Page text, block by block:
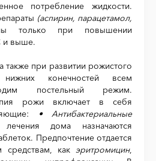
потребление жидкости.
(аспирин, парацетамол,
только при повышении
и выше.
также при развитии рожистого
конечностей всем
постельный режим.
рожи включает в себя
• Антибактериальные
дома назначаются
Предпочтение отдается
средствам, как эритромицин,